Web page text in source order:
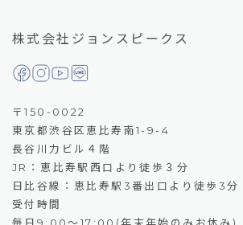
株式会社ジョンスピークス
〒150-0022
東京都渋谷区恵比寿南1-9-4
長谷川力ビル４階
JR：恵比寿駅西口より徒歩３分
日比谷線：恵比寿駅3番出口より徒歩3分
受付時間